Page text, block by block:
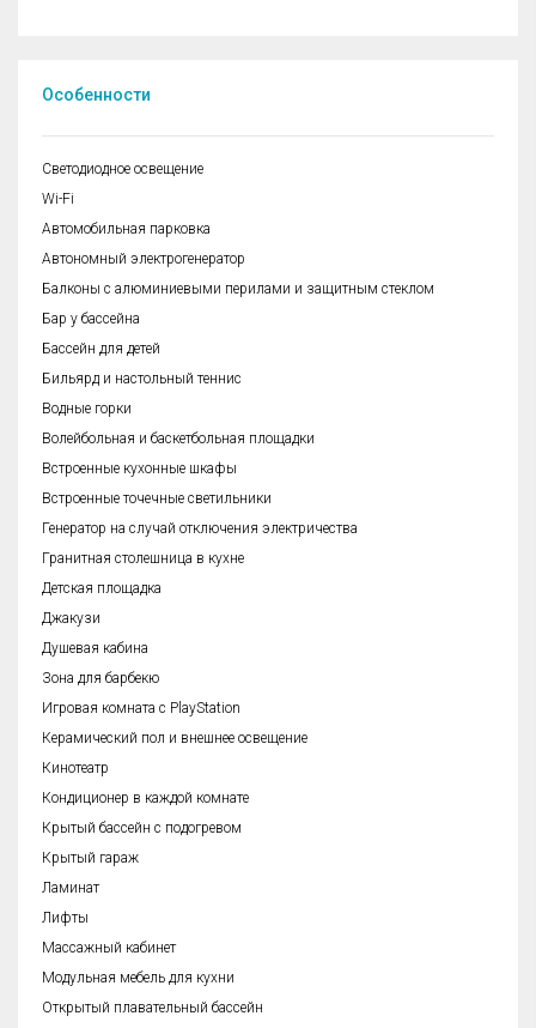
Особенности
Cветодиодное освещение
Wi-Fi
Автомобильная парковка
Автономный электрогенератор
Балконы с алюминиевыми перилами и защитным стеклом
Бар у бассейна
Бассейн для детей
Бильярд и настольный теннис
Водные горки
Волейбольная и баскетбольная площадки
Встроенные кухонные шкафы
Встроенные точечные светильники
Генератор на случай отключения электричества
Гранитная столешница в кухне
Детская площадка
Джакузи
Душевая кабина
Зона для барбекю
Игровая комната с PlayStation
Керамический пол и внешнее освещение
Кинотеатр
Кондиционер в каждой комнате
Крытый бассейн с подогревом
Крытый гараж
Ламинат
Лифты
Массажный кабинет
Модульная мебель для кухни
Открытый плавательный бассейн